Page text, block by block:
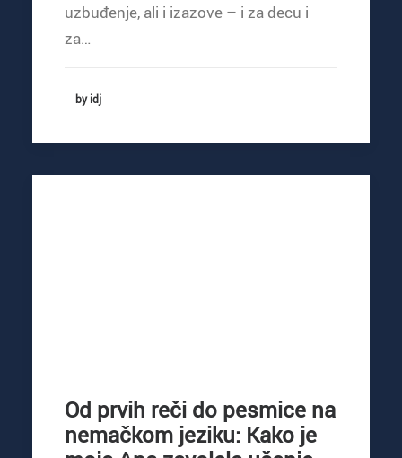
uzbuđenje, ali i izazove – i za decu i
za…
by idj
Od prvih reči do pesmice na
nemačkom jeziku: Kako je